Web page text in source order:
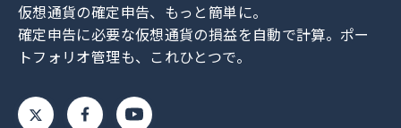
仮想通貨の確定申告、もっと簡単に。
確定申告に必要な仮想通貨の損益を自動で計算。 ポー
トフォリオ管理も、これひとつで。